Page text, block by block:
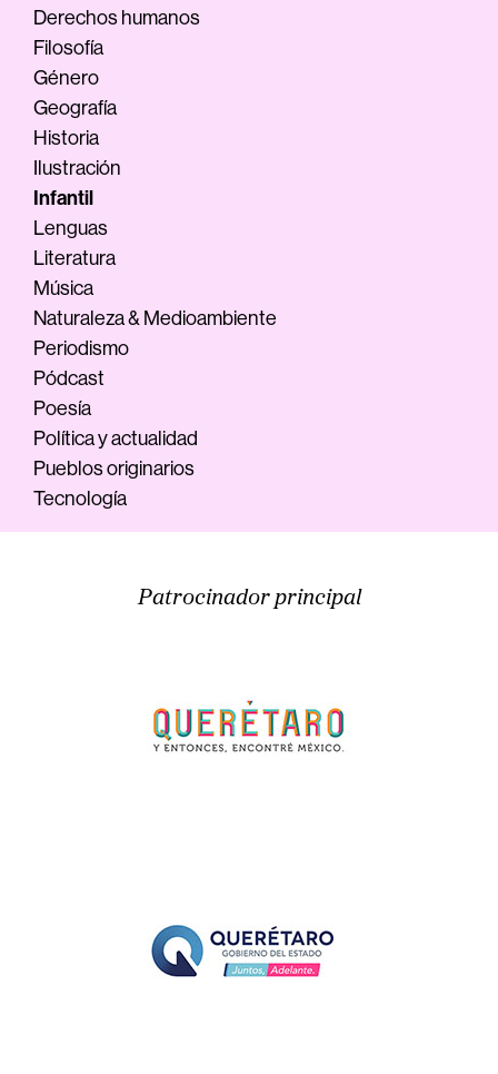
Derechos humanos
Filosofía
Género
Geografía
Historia
Ilustración
Infantil
Lenguas
Literatura
Música
Naturaleza & Medioambiente
Periodismo
Pódcast
Poesía
Política y actualidad
Pueblos originarios
Tecnología
Patrocinador principal